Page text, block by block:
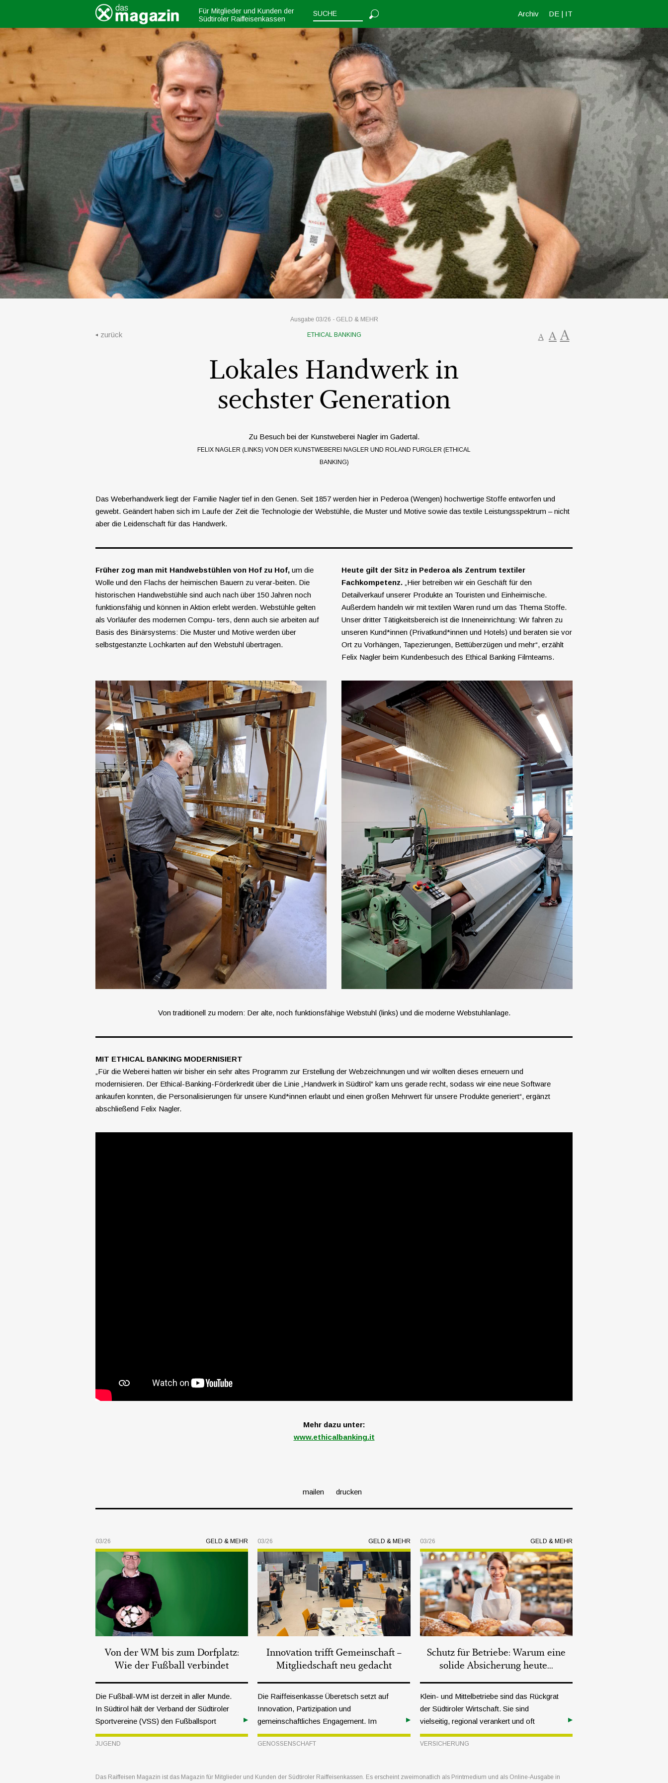
Archiv DE | IT
Für Mitglieder und Kunden der
Südtiroler Raiffeisenkassen
Ausgabe 03/26 - GELD & MEHR
zurück A A A
ETHICAL BANKING
Lokales Handwerk in
sechster Generation
Zu Besuch bei der Kunstweberei Nagler im Gadertal.
FELIX NAGLER (LINKS) VON DER KUNSTWEBEREI NAGLER UND ROLAND FURGLER (ETHICAL
BANKING)
Das Weberhandwerk liegt der Familie Nagler tief in den Genen. Seit 1857 werden hier in Pederoa (Wengen) hochwertige Stoffe entworfen und
gewebt. Geändert haben sich im Laufe der Zeit die Technologie der Webstühle, die Muster und Motive sowie das textile Leistungsspektrum – nicht
aber die Leidenschaft für das Handwerk.
Früher zog man mit Handwebstühlen von Hof zu Hof, um die
Wolle und den Flachs der heimischen Bauern zu verar-beiten. Die
historischen Handwebstühle sind auch nach über 150 Jahren noch
funktionsfähig und können in Aktion erlebt werden. Webstühle gelten
als Vorläufer des modernen Compu- ters, denn auch sie arbeiten auf
Basis des Binärsystems: Die Muster und Motive werden über
selbstgestanzte Lochkarten auf den Webstuhl übertragen.
Heute gilt der Sitz in Pederoa als Zentrum textiler
Fachkompetenz. „Hier betreiben wir ein Geschäft für den
Detailverkauf unserer Produkte an Touristen und Einheimische.
Außerdem handeln wir mit textilen Waren rund um das Thema Stoffe.
Unser dritter Tätigkeitsbereich ist die Inneneinrichtung: Wir fahren zu
unseren Kund*innen (Privatkund*innen und Hotels) und beraten sie vor
Ort zu Vorhängen, Tapezierungen, Bettüberzügen und mehr“, erzählt
Felix Nagler beim Kundenbesuch des Ethical Banking Filmteams.
Von traditionell zu modern: Der alte, noch funktionsfähige Webstuhl (links) und die moderne Webstuhlanlage.
MIT ETHICAL BANKING MODERNISIERT
„Für die Weberei hatten wir bisher ein sehr altes Programm zur Erstellung der Webzeichnungen und wir wollten dieses erneuern und
modernisieren. Der Ethical-Banking-Förderkredit über die Linie „Handwerk in Südtirol“ kam uns gerade recht, sodass wir eine neue Software
ankaufen konnten, die Personalisierungen für unsere Kund*innen erlaubt und einen großen Mehrwert für unsere Produkte generiert“, ergänzt
abschließend Felix Nagler.
Mehr dazu unter:
www.ethicalbanking.it
mailen drucken
GELD & MEHR
03/26
Von der WM bis zum Dorfplatz:
Wie der Fußball verbindet
Die Fußball-WM ist derzeit in aller Munde.
In Südtirol hält der Verband der Südtiroler
Sportvereine (VSS) den Fußballsport
lebendig. Im Gespräch mit Armin Kager,
Leiter des Referats Fußball, werfen wir
JUGEND
GELD & MEHR
03/26
Innovation trifft Gemeinschaft –
Mitgliedschaft neu gedacht
Die Raiffeisenkasse Überetsch setzt auf
Innovation, Partizipation und
gemeinschaftliches Engagement. Im
Rahmen des „Student Sprint 2026“
arbeitete die Raiffeisenkasse gemeinsam
GENOSSENSCHAFT
GELD & MEHR
03/26
Schutz für Betriebe: Warum eine
solide Absicherung heute...
Klein- und Mittelbetriebe sind das Rückgrat
der Südtiroler Wirtschaft. Sie sind
vielseitig, regional verankert und oft
familiengeführt. Gleichzeitig nimmt die
Vielfalt an Risiken zu: Neben Brand,
VERSICHERUNG
Das Raiffeisen Magazin ist das Magazin für Mitglieder und Kunden der Südtiroler Raiffeisenkassen. Es erscheint zweimonatlich als Printmedium und als Online-Ausgabe in